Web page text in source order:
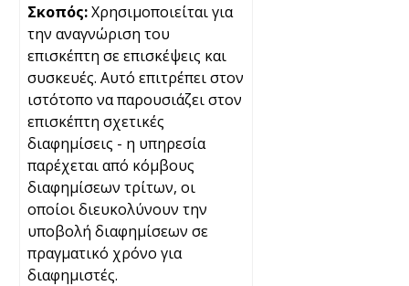
Χρησιμοποιείται για
την αναγνώριση του
επισκέπτη σε επισκέψεις και
συσκευές. Αυτό επιτρέπει στον
ιστότοπο να παρουσιάζει στον
επισκέπτη σχετικές
διαφημίσεις - η υπηρεσία
παρέχεται από κόμβους
διαφημίσεων τρίτων, οι
οποίοι διευκολύνουν την
υποβολή διαφημίσεων σε
πραγματικό χρόνο για
διαφημιστές.